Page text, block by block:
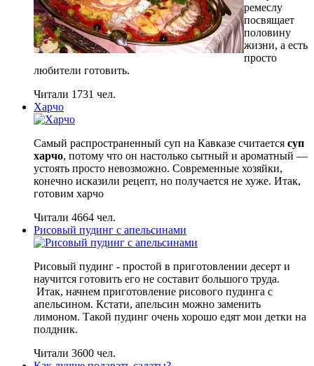
ремеслу
посвящает
половину
жизни, а есть
просто
любители готовить.
Читали 1731 чел.
Харчо
Самый распространенный суп на Кавказе считается суп
харчо, потому что он настолько сытный и ароматный —
устоять просто невозможно. Современные хозяйки,
конечно исказили рецепт, но получается не хуже. Итак,
готовим харчо
Читали 4664 чел.
Рисовый пудинг с апельсинами
Рисовый пудинг - простой в приготовлении десерт и
научится готовить его не составит большого труда.
Итак, начнем приготовление рисового пудинга с
апельсином. Кстати, апельсин можно заменить
лимоном. Такой пудинг очень хорошо едят мои детки на
полдник.
Читали 3600 чел.